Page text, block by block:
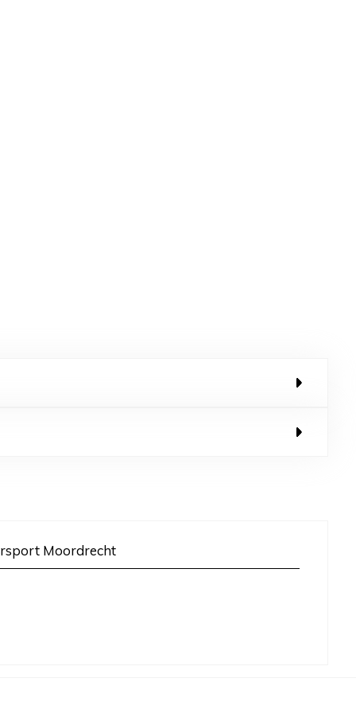
Moordrecht